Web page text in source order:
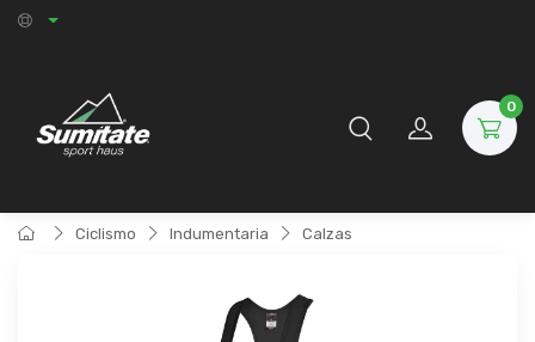
0
Ciclismo Indumentaria Calzas